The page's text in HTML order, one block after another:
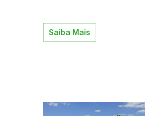
Saiba Mais